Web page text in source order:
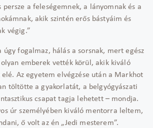
persze a feleségemnek, a lányomnak és a
akik szintén erős bástyáim és
végig.”
úgy fogalmaz, hálás a sorsnak, mert egész
emberek vették körül, akik kiváló
Az egyetem elvégzése után a Markhot
töltötte a gyakorlatát, a belgyógyászati
csapat tagja lehetett – mondja.
úr személyében kiváló mentorra leltem,
ő volt az én „Jedi mesterem”.